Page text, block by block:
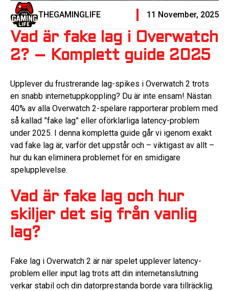
THEGAMINGLIFE 11 November, 2025
Vad är fake lag i Overwatch
2? – Komplett guide 2025
Upplever du frustrerande lag-spikes i Overwatch 2 trots
en snabb internetuppkoppling? Du är inte ensam! Nästan
40% av alla Overwatch 2-spelare rapporterar problem med
så kallad ”fake lag” eller oförklarliga latency-problem
under 2025. I denna kompletta guide går vi igenom exakt
vad fake lag är, varför det uppstår och – viktigast av allt –
hur du kan eliminera problemet för en smidigare
spelupplevelse.
Vad är fake lag och hur
skiljer det sig från vanlig
lag?
Fake lag i Overwatch 2 är när spelet upplever latency-
problem eller input lag trots att din internetanslutning
verkar stabil och din datorprestanda borde vara tillräcklig.